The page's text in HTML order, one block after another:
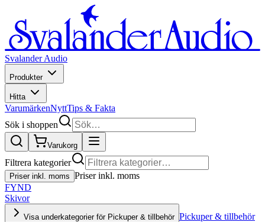
Svalander Audio
Produkter
Hitta
VarumärkenNyttTips & Fakta
Sök i shoppen
Varukorg
Filtrera kategorier
Priser inkl. moms Priser inkl. moms
FYND
Skivor
Visa underkategorier för Pickuper & tillbehör Pickuper & tillbehör